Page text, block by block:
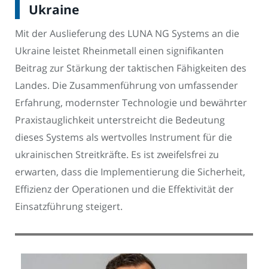
Ukraine
Mit der Auslieferung des LUNA NG Systems an die
Ukraine leistet Rheinmetall einen signifikanten
Beitrag zur Stärkung der taktischen Fähigkeiten des
Landes. Die Zusammenführung von umfassender
Erfahrung, modernster Technologie und bewährter
Praxistauglichkeit unterstreicht die Bedeutung
dieses Systems als wertvolles Instrument für die
ukrainischen Streitkräfte. Es ist zweifelsfrei zu
erwarten, dass die Implementierung die Sicherheit,
Effizienz der Operationen und die Effektivität der
Einsatzführung steigert.